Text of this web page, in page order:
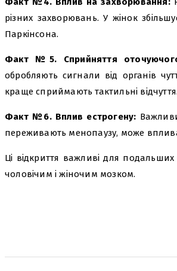
різних захворювань. У жінок
Паркінсона.
Факт №5. Сприйняття
обробляють сигнали від органів
краще сприймають тактильні відчуття.
Факт №6. Вплив естрогену:
переживають менопаузу, може
Ці відкриття важливі для
чоловічим і жіночим мозком.